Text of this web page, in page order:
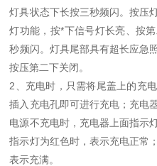
灯具状态下长按三秒频闪。按压
灯功能，按*下信号灯长亮、按
秒频闪。灯具尾部具有超长应急
按压第二下关闭。
2、充电时，只需将尾盖上的充
插入充电孔即可进行充电；充电
电源不充电时，充电器上面指示
指示灯为红色时，表示充电正常
表示充满。